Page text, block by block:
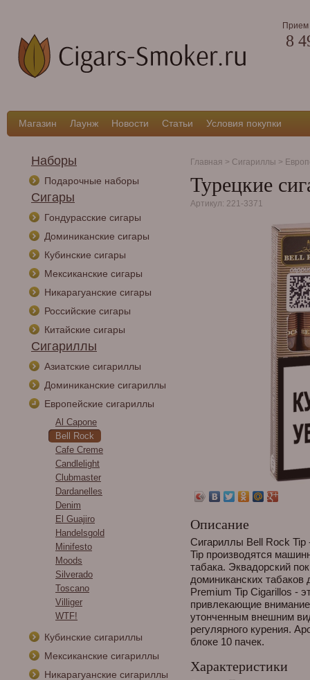
Прием
8
Магазин Лаунж Новости Статьи Условия покупки
Наборы
Подарочные наборы
Сигары
Гондурасские сигары
Доминиканские сигары
Кубинские сигары
Мексиканские сигары
Никарагуанские сигары
Российские сигары
Китайские сигары
Сигариллы
Азиатские сигариллы
Доминиканские сигариллы
Европейские сигариллы
Al Capone
Bell Rock
Cafe Creme
Candlelight
Clubmaster
Dardanelles
Denim
El Guajiro
Handelsgold
Minifesto
Moods
Silverado
Toscano
Villiger
WTF!
Кубинские сигариллы
Мексиканские сигариллы
Никарагуанские сигариллы
Главная > Сигариллы >
Турецкие
Артикул: 221-3371
Описание
Сигариллы Bell Rock
Tip производятся
табака. Эквадорский
доминиканских
Premium Tip Cigarillos -
привлекающие
утонченным внешним
регулярного курения.
блоке 10 пачек.
Характеристики